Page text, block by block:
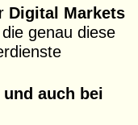
Digital Markets
genau diese
auch bei